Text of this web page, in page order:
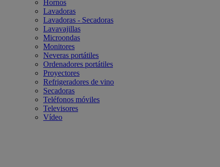
Hornos
Lavadoras
Lavadoras - Secadoras
Lavavajillas
Microondas
Monitores
Neveras portátiles
Ordenadores portátiles
Proyectores
Refrigeradores de vino
Secadoras
Teléfonos móviles
Televisores
Vídeo